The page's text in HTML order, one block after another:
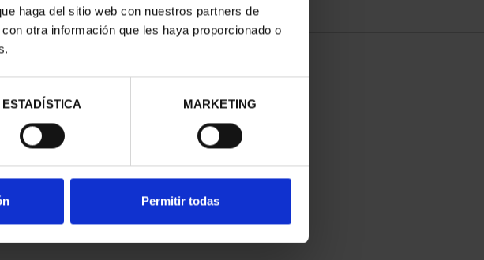
haga del sitio web con nuestros partners de
otra información que les haya proporcionado o
ESTADÍSTICA MARKETING
Permitir todas